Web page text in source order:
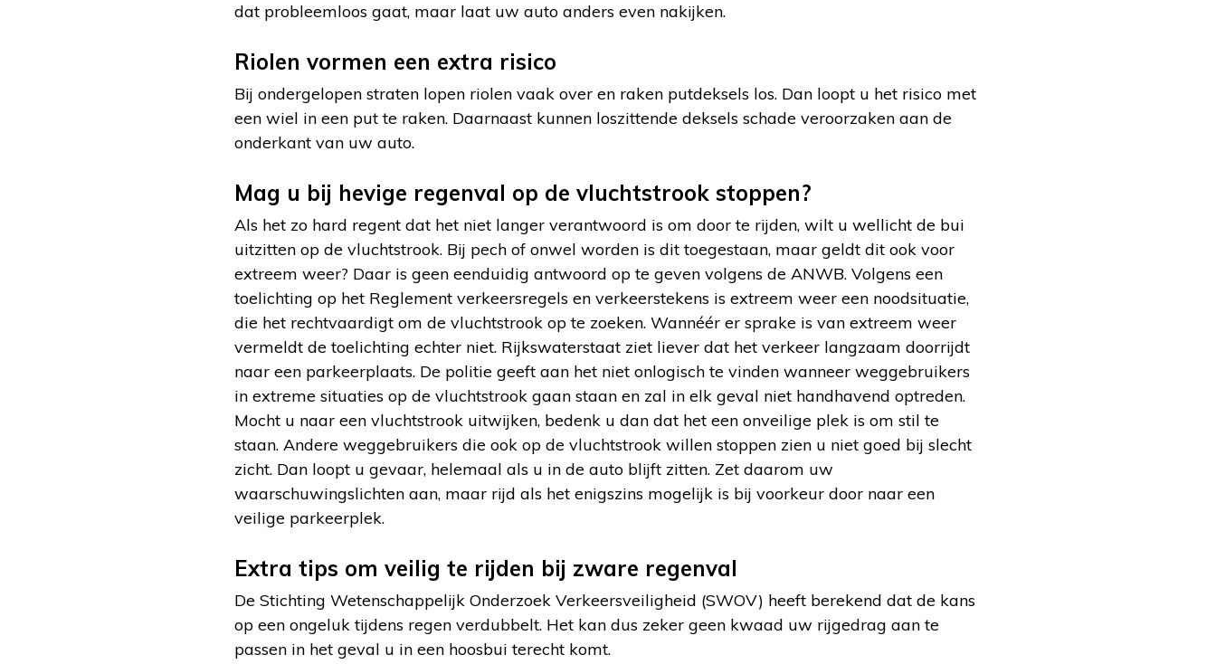
dat probleemloos gaat, maar laat uw auto anders even nakijken.
Riolen vormen een extra risico
Bij ondergelopen straten lopen riolen vaak over en raken putdeksels los. Dan loopt u het risico met
een wiel in een put te raken. Daarnaast kunnen loszittende deksels schade veroorzaken aan de
onderkant van uw auto.
Mag u bij hevige regenval op de vluchtstrook stoppen?
Als het zo hard regent dat het niet langer verantwoord is om door te rijden, wilt u wellicht de bui
uitzitten op de vluchtstrook. Bij pech of onwel worden is dit toegestaan, maar geldt dit ook voor
extreem weer? Daar is geen eenduidig antwoord op te geven volgens de ANWB. Volgens een
toelichting op het Reglement verkeersregels en verkeerstekens is extreem weer een noodsituatie,
die het rechtvaardigt om de vluchtstrook op te zoeken. Wannéér er sprake is van extreem weer
vermeldt de toelichting echter niet. Rijkswaterstaat ziet liever dat het verkeer langzaam doorrijdt
naar een parkeerplaats. De politie geeft aan het niet onlogisch te vinden wanneer weggebruikers
in extreme situaties op de vluchtstrook gaan staan en zal in elk geval niet handhavend optreden.
Mocht u naar een vluchtstrook uitwijken, bedenk u dan dat het een onveilige plek is om stil te
staan. Andere weggebruikers die ook op de vluchtstrook willen stoppen zien u niet goed bij slecht
zicht. Dan loopt u gevaar, helemaal als u in de auto blijft zitten. Zet daarom uw
waarschuwingslichten aan, maar rijd als het enigszins mogelijk is bij voorkeur door naar een
veilige parkeerplek.
Extra tips om veilig te rijden bij zware regenval
De Stichting Wetenschappelijk Onderzoek Verkeersveiligheid (SWOV) heeft berekend dat de kans
op een ongeluk tijdens regen verdubbelt. Het kan dus zeker geen kwaad uw rijgedrag aan te
passen in het geval u in een hoosbui terecht komt.